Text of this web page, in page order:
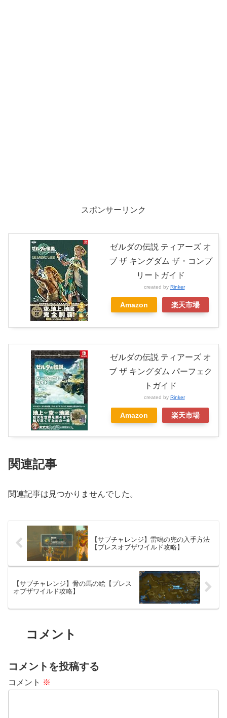
スポンサーリンク
ゼルダの伝説 ティアーズ オ
ブ ザ キングダム ザ・コンプ
リートガイド
created by Rinker
Amazon 楽天市場
ゼルダの伝説 ティアーズ オ
ブ ザ キングダム パーフェク
トガイド
created by Rinker
Amazon 楽天市場
関連記事
関連記事は見つかりませんでした。
【サブチャレンジ】雷鳴の兜の入手方法
【ブレスオブザワイルド攻略】
【サブチャレンジ】骨の馬の絵【ブレス
オブザワイルド攻略】
コメント
コメントを投稿する
コメント ※